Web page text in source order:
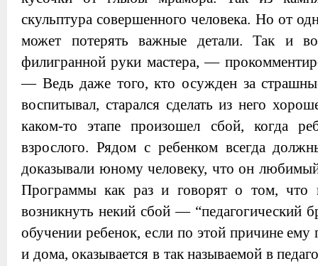
скульптура совершенного человека. Но от
может потерять важные детали. Так и
филигранной руки мастера, —
— Ведь даже того, кто осужден за
воспитывал, старался сделать из него
каком-то этапе произошел сбой, когда
взрослого. Рядом с ребенком всегда
доказывали юному человеку, что он
Программы как раз и говорят о том, что
возникнуть некий сбой — “педагогический
обучении ребенок, если по этой причине ему
и дома, оказывается в так называемой в